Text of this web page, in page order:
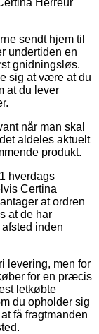
sendt hjem til
undertiden en
gnidningsløs.
sig at være at du
at du lever
når man skal
aldeles aktuelt
produkt.
hverdags
Certina
at ordren
at de har
inden
levering, men for
for en præcis
letkøbte
du opholder sig
få fragtmanden